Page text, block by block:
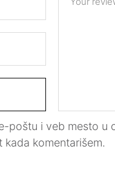
poštu i veb mesto u
komentarišem.